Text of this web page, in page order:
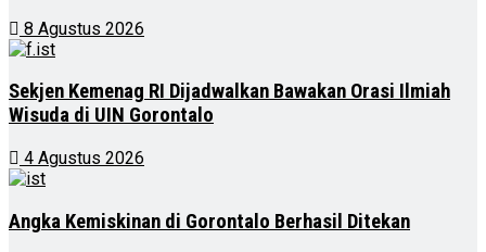
8 Agustus 2026
Sekjen Kemenag RI Dijadwalkan Bawakan Orasi Ilmiah
Wisuda di UIN Gorontalo
4 Agustus 2026
Angka Kemiskinan di Gorontalo Berhasil Ditekan